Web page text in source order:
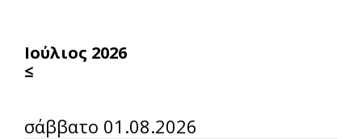
Ιούλιος 2026
≤
σάββατο 01.08.2026